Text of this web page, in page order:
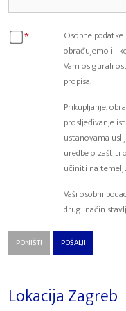
*
Osobne
obrađujemo ili
Vam osigurali
propisa.
Prikupljanje,
prosljeđivanje
ustanovama
uredbe o zaštiti
učiniti na
Vaši osobni
drugi način
Lokacija Zagreb